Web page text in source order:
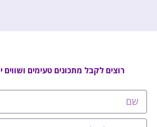
רוצים לקבל מתכונים טעימים ושווים